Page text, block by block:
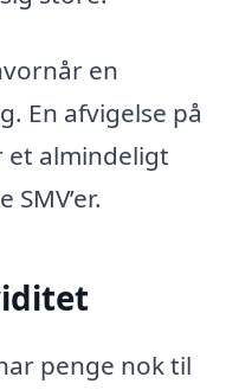
en
En afvigelse på
et almindeligt
penge nok til